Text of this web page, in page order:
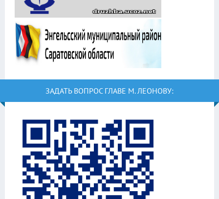
ЗАДАТЬ ВОПРОС ГЛАВЕ М. ЛЕОНОВУ: